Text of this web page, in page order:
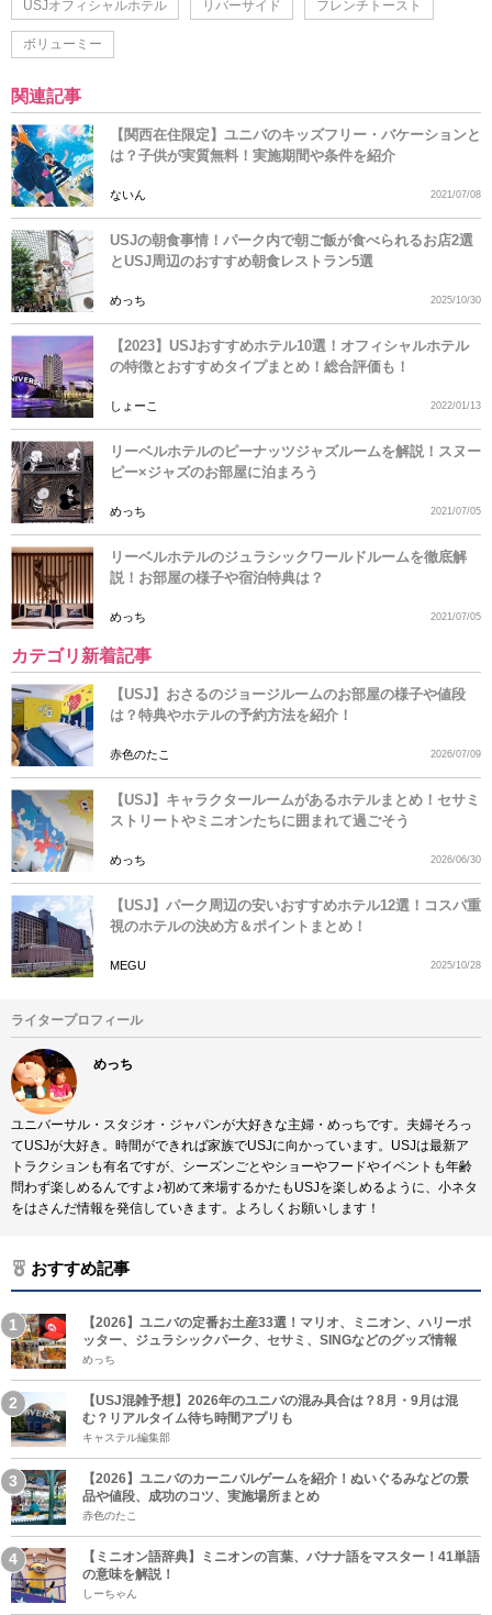
USJオフィシャルホテル リバーサイド フレンチトースト
ボリューミー
関連記事
【関西在住限定】ユニバのキッズフリー・バケーションと
は？子供が実質無料！実施期間や条件を紹介
ないん 2021/07/08
USJの朝食事情！パーク内で朝ご飯が食べられるお店2選
とUSJ周辺のおすすめ朝食レストラン5選
めっち 2025/10/30
【2023】USJおすすめホテル10選！オフィシャルホテル
の特徴とおすすめタイプまとめ！総合評価も！
しょーこ 2022/01/13
リーベルホテルのピーナッツジャズルームを解説！スヌー
ピー×ジャズのお部屋に泊まろう
めっち 2021/07/05
リーベルホテルのジュラシックワールドルームを徹底解
説！お部屋の様子や宿泊特典は？
めっち 2021/07/05
カテゴリ新着記事
【USJ】おさるのジョージルームのお部屋の様子や値段
は？特典やホテルの予約方法を紹介！
赤色のたこ 2026/07/09
【USJ】キャラクタールームがあるホテルまとめ！セサミ
ストリートやミニオンたちに囲まれて過ごそう
めっち 2026/06/30
【USJ】パーク周辺の安いおすすめホテル12選！コスパ重
視のホテルの決め方＆ポイントまとめ！
MEGU 2025/10/28
ライタープロフィール
めっち
ユニバーサル・スタジオ・ジャパンが大好きな主婦・めっちです。夫婦そろっ
てUSJが大好き。時間ができれば家族でUSJに向かっています。USJは最新ア
トラクションも有名ですが、シーズンごとやショーやフードやイベントも年齢
問わず楽しめるんですよ♪初めて来場するかたもUSJを楽しめるように、小ネタ
をはさんだ情報を発信していきます。よろしくお願いします！
おすすめ記事
【2026】ユニバの定番お土産33選！マリオ、ミニオン、ハリーポ
ッター、ジュラシックパーク、セサミ、SINGなどのグッズ情報
めっち
【USJ混雑予想】2026年のユニバの混み具合は？8月・9月は混
む？リアルタイム待ち時間アプリも
キャステル編集部
【2026】ユニバのカーニバルゲームを紹介！ぬいぐるみなどの景
品や値段、成功のコツ、実施場所まとめ
赤色のたこ
【ミニオン語辞典】ミニオンの言葉、バナナ語をマスター！41単語
の意味を解説！
しーちゃん